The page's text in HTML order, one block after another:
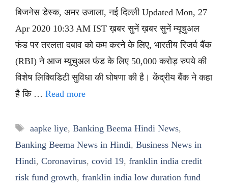
बिजनेस डेस्क, अमर उजाला, नई दिल्ली Updated Mon, 27
Apr 2020 10:33 AM IST ख़बर सुनें ख़बर सुनें म्यूचुअल
फंड पर तरलता दबाव को कम करने के लिए, भारतीय रिजर्व बैंक
(RBI) ने आज म्यूचुअल फंड के लिए 50,000 करोड़ रुपये की
विशेष लिक्विडिटी सुविधा की घोषणा की है। केंद्रीय बैंक ने कहा
है कि … Read more
Tags
aapke liye, Banking Beema Hindi News,
Banking Beema News in Hindi, Business News in
Hindi, Coronavirus, covid 19, franklin india credit
risk fund growth, franklin india low duration fund